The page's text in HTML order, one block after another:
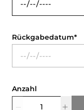
Rückgabedatum
Anzahl